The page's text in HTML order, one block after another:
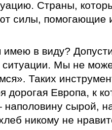
Страны,
силы, помогающие
в виду?
ситуации. Мы не
Таких
дорогая Европа, к
наполовину сырой,
никому не